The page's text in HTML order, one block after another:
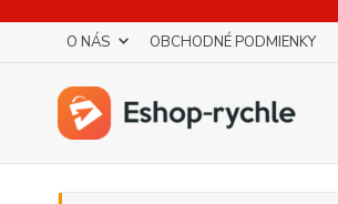
O NÁS OBCHODNÉ PODMIENKY